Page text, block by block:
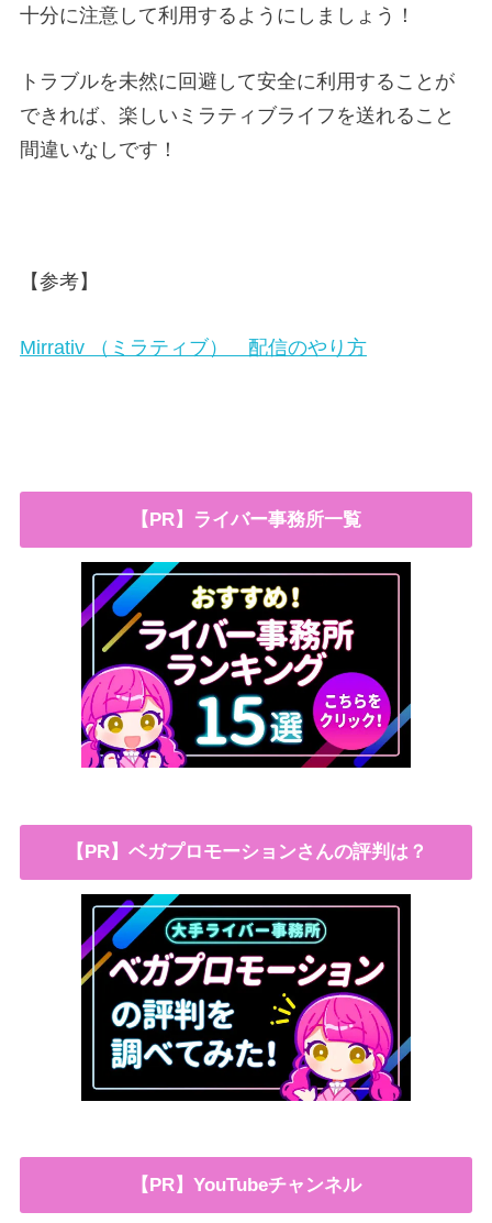
十分に注意して利用するようにしましょう！
トラブルを未然に回避して安全に利用することが
できれば、楽しいミラティブライフを送れること
間違いなしです！
【参考】
Mirrativ （ミラティブ） 配信のやり方
【PR】ライバー事務所一覧
【PR】ベガプロモーションさんの評判は？
【PR】YouTubeチャンネル